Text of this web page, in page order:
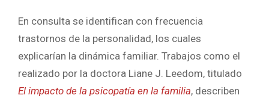
En consulta se identifican con frecuencia
trastornos de la personalidad, los cuales
explicarían la dinámica familiar. Trabajos como el
realizado por la doctora Liane J. Leedom, titulado
El impacto de la psicopatía en la familia, describen